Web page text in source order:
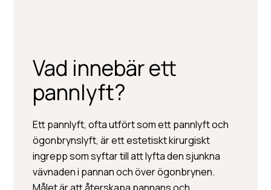
BOKA KONSULTATION
Vad innebär ett
pannlyft?
Ett pannlyft, ofta utfört som ett pannlyft och
ögonbrynslyft, är ett estetiskt kirurgiskt
ingrepp som syftar till att lyfta den sjunkna
vävnaden i pannan och över ögonbrynen.